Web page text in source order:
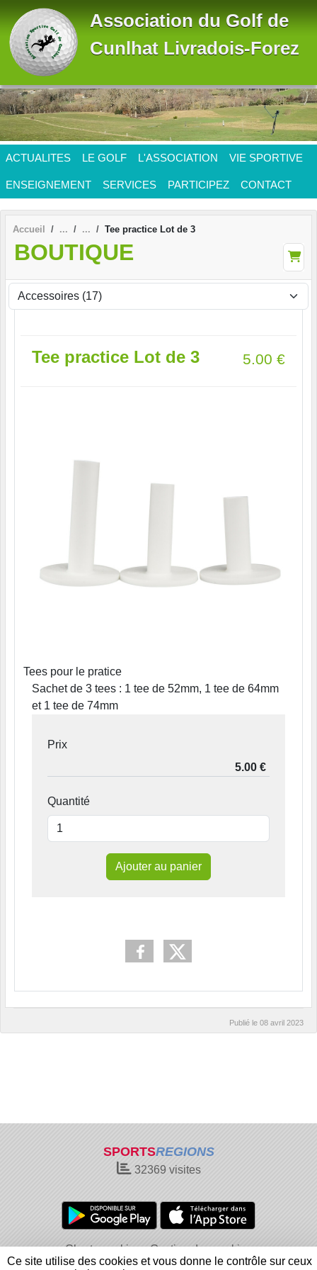
Association du Golf de
Cunlhat Livradois-Forez
ACTUALITES LE GOLF L'ASSOCIATION VIE SPORTIVE
ENSEIGNEMENT SERVICES PARTICIPEZ CONTACT
Accueil Tee practice Lot de 3
BOUTIQUE
Tee practice Lot de 3 5.00 €
Tees pour le pratice
Sachet de 3 tees : 1 tee de 52mm, 1 tee de 64mm
et 1 tee de 74mm
Prix
Quantité
Ajouter au panier
Publié le 08 avril 2023
SPORTSREGIONS
32369 visites
Charte cookies
Gestion des cookies
Informations légales
Signaler un contenu inapproprié
Panneau de gestion des cookies
Ce site utilise des cookies et vous donne le contrôle sur ceux